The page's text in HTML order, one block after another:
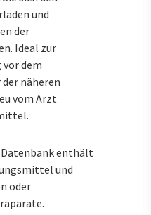
und
der
Ideal zur
dem
näheren
vom Arzt
enthält
und
oder